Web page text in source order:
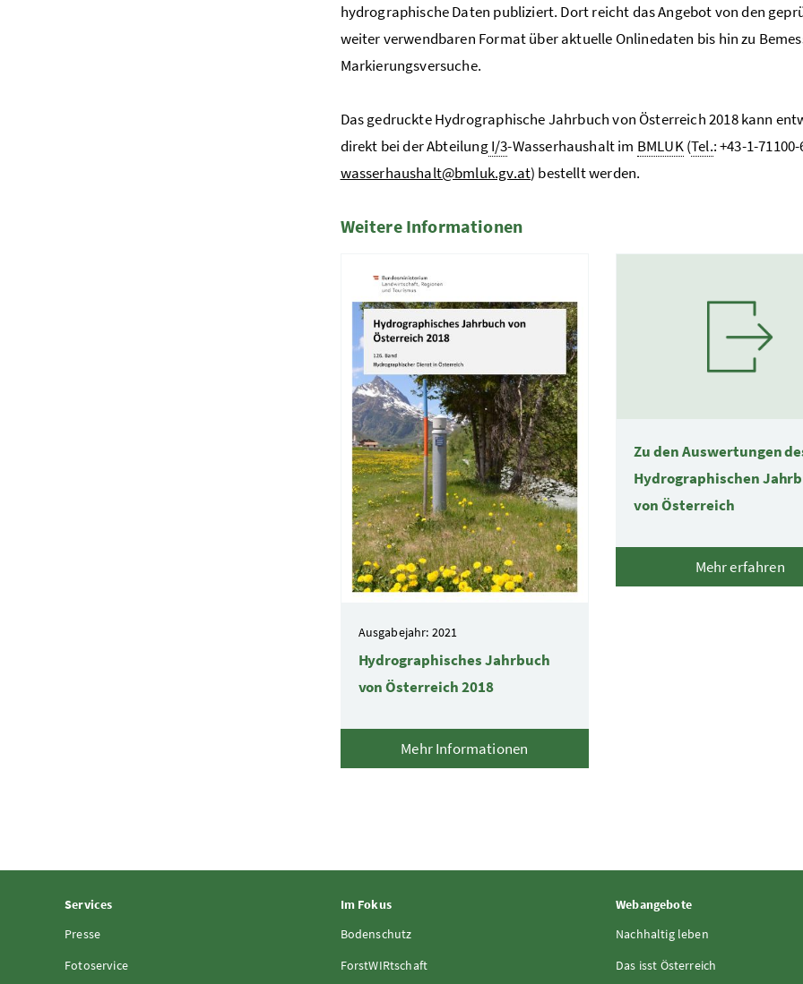
hydrographische Daten publiziert. Dort reicht das Angebot von den
weiter verwendbaren Format über aktuelle Onlinedaten bis hin zu
Markierungsversuche.
Das gedruckte Hydrographische Jahrbuch von Österreich 2018 kann
direkt bei der AbteilungI/3-Wasserhaushalt im BMLUK(Tel.: +43-1-
wasserhaushalt@bmluk.gv.at) bestellt werden.
Weitere Informationen
Ausgabejahr: 2021
Hydrographisches Jahrbuch
von Österreich 2018
Mehr Informationen
Zu den Auswertungen
Hydrographischen
von Österreich
Mehr erfahren
Services
Presse
Fotoservice
Im Fokus
Bodenschutz
ForstWIRtschaft
Webangebote
Nachhaltig leben
Das isst Österreich